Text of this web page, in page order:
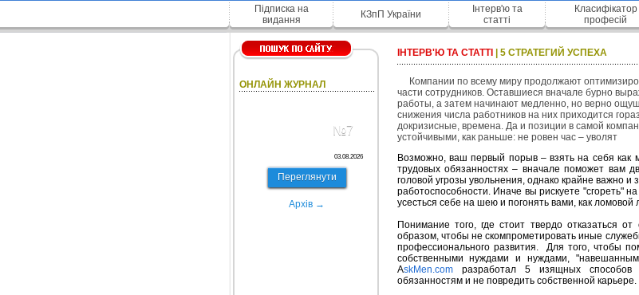
Підписка на
видання
КЗпП України
Інтерв'ю та
статті
Класифікатор
професій
ОНЛАЙН ЖУРНАЛ
№7
03.08.2026
Переглянути
Архів →
ІНТЕРВ'Ю ТА СТАТТІ 5 СТРАТЕГИЙ УСПЕХА
Компании по всему миру продолжают
части сотрудников. Оставшиеся вначале бурно
работы, а затем начинают медленно, но верно
снижения числа работников на них приходится
докризисные, времена. Да и позиции в самой
устойчивыми, как раньше: не ровен час – уволят
Возможно, ваш первый порыв – взять на себя как
трудовых обязанностях – вначале поможет вам
головой угрозы увольнения, однако крайне важно
работоспособности. Иначе вы рискуете "сгореть"
усесться себе на шею и погонять вами, как
Понимание того, где стоит твердо отказаться
образом, чтобы не скомпрометировать иные
профессионального развития. Для того, чтобы
собственными нуждами и нуждами,
AskMen.com разработал 5 изящных способов
обязанностям и не повредить собственной карьере.